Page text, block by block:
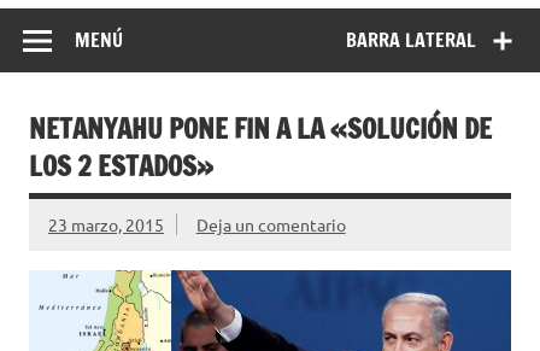
BARRA LATERAL
MENÚ
NETANYAHU PONE FIN A LA «SOLUCIÓN DE
LOS 2 ESTADOS»
23 marzo, 2015 Deja un comentario